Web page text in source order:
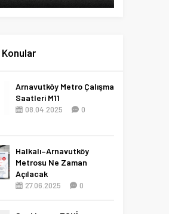
Arnavutköy Metro Çalışma
Saatleri M11
08.04.2025 0
Halkalı–Arnavutköy
Metrosu Ne Zaman
Açılacak
27.06.2025 0